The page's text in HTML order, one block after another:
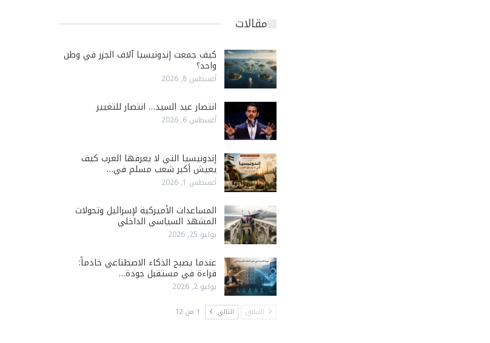
مقالات
كيف جمعت إندونيسيا آلاف الجزر في وطن
واحد؟
أغسطس 8, 2026
انتصار عبد السيد… انتصار للتغيير
أغسطس 6, 2026
إندونيسيا التي لا يعرفها العرب كيف
يعيش أكبر شعب مسلم في…
أغسطس 1, 2026
المساعدات الأميركية لإسرائيل وتحولات
المشهد السياسي الداخلي
يوليو 25, 2026
عندما يصبح الذكاء الاصطناعي خادماً:
قراءة في مستقبل جودة…
يوليو 2, 2026
السابق التالي 1 من 12